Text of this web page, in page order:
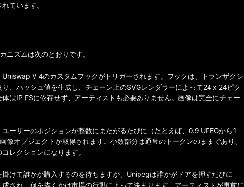
ています。
ニズムは次のとおりです。
V 4のカスタムフックがトリガーされます。フックは、トランザクシ
、ハッシュ値を生成し、チェーン上のSVGレンダラーによって24 x 24ピク
はIP FSに依存せず、アーティストも必要ありません。画像は完全にチェー
ーザーのポジションが整数にまたがるたびに（たとえば、0.9 UPEGから1
像オブジェクトが取得されます。小数部分は通常のトークンのままであり、
レクションになります。
けて誰かが購入するのを待ちますが、Unipegは誰かがドアを押すたびに
され、何を描くかは市場の行動によって決まります。アーティストが事前に